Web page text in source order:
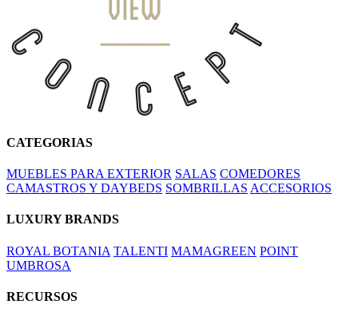
CATEGORIAS
MUEBLES PARA EXTERIOR SALAS COMEDORES
CAMASTROS Y DAYBEDS SOMBRILLAS ACCESORIOS
LUXURY BRANDS
ROYAL BOTANIA TALENTI MAMAGREEN POINT
UMBROSA
RECURSOS